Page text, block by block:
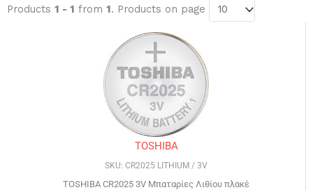
Products 1 - 1 from 1. Products on page
TOSHIBA
SKU: CR2025 LITHIUM / 3V
TOSHIBA CR2025 3V Μπαταρίες Λιθίου πλακέ